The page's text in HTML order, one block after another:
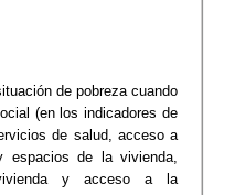
de pobreza cuando
(en los indicadores de
de salud, acceso a
espacios de la vivienda,
y acceso a la